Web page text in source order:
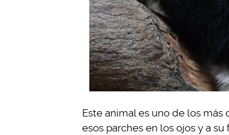
Este animal es uno de los
esos parches en los ojos y a